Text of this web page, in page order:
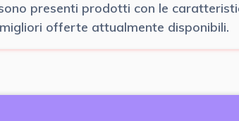
presenti prodotti con le
offerte attualmente disponibili.